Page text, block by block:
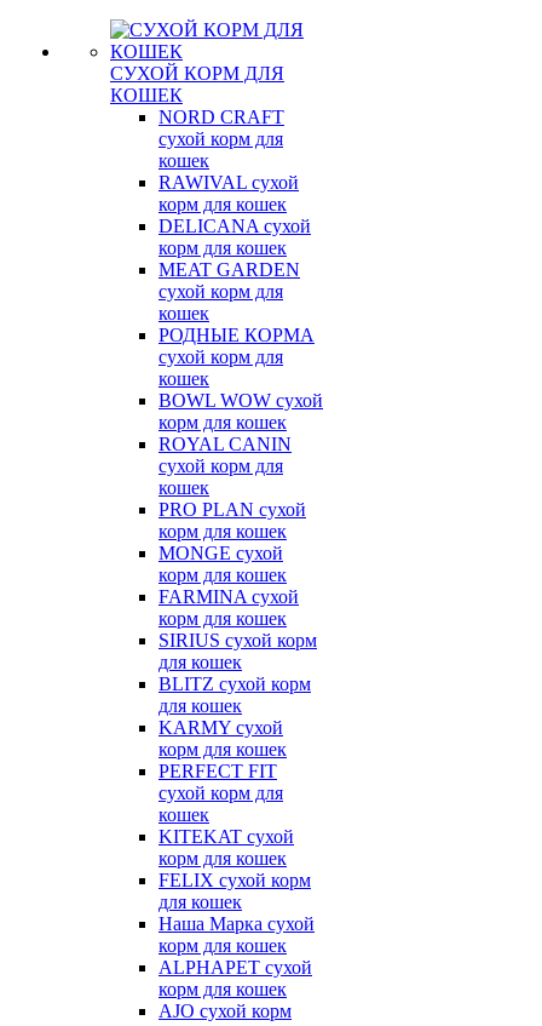
СУХОЙ КОРМ ДЛЯ
КОШЕК
NORD CRAFT
сухой корм для
кошек
RAWIVAL сухой
корм для кошек
DELICANA сухой
корм для кошек
MEAT GARDEN
сухой корм для
кошек
РОДНЫЕ КОРМА
сухой корм для
кошек
BOWL WOW сухой
корм для кошек
ROYAL CANIN
сухой корм для
кошек
PRO PLAN сухой
корм для кошек
MONGE сухой
корм для кошек
FARMINA сухой
корм для кошек
SIRIUS сухой корм
для кошек
BLITZ сухой корм
для кошек
KARMY сухой
корм для кошек
PERFECT FIT
сухой корм для
кошек
KITEKAT сухой
корм для кошек
FELIX сухой корм
для кошек
Наша Марка сухой
корм для кошек
ALPHAPET сухой
корм для кошек
AJO сухой корм